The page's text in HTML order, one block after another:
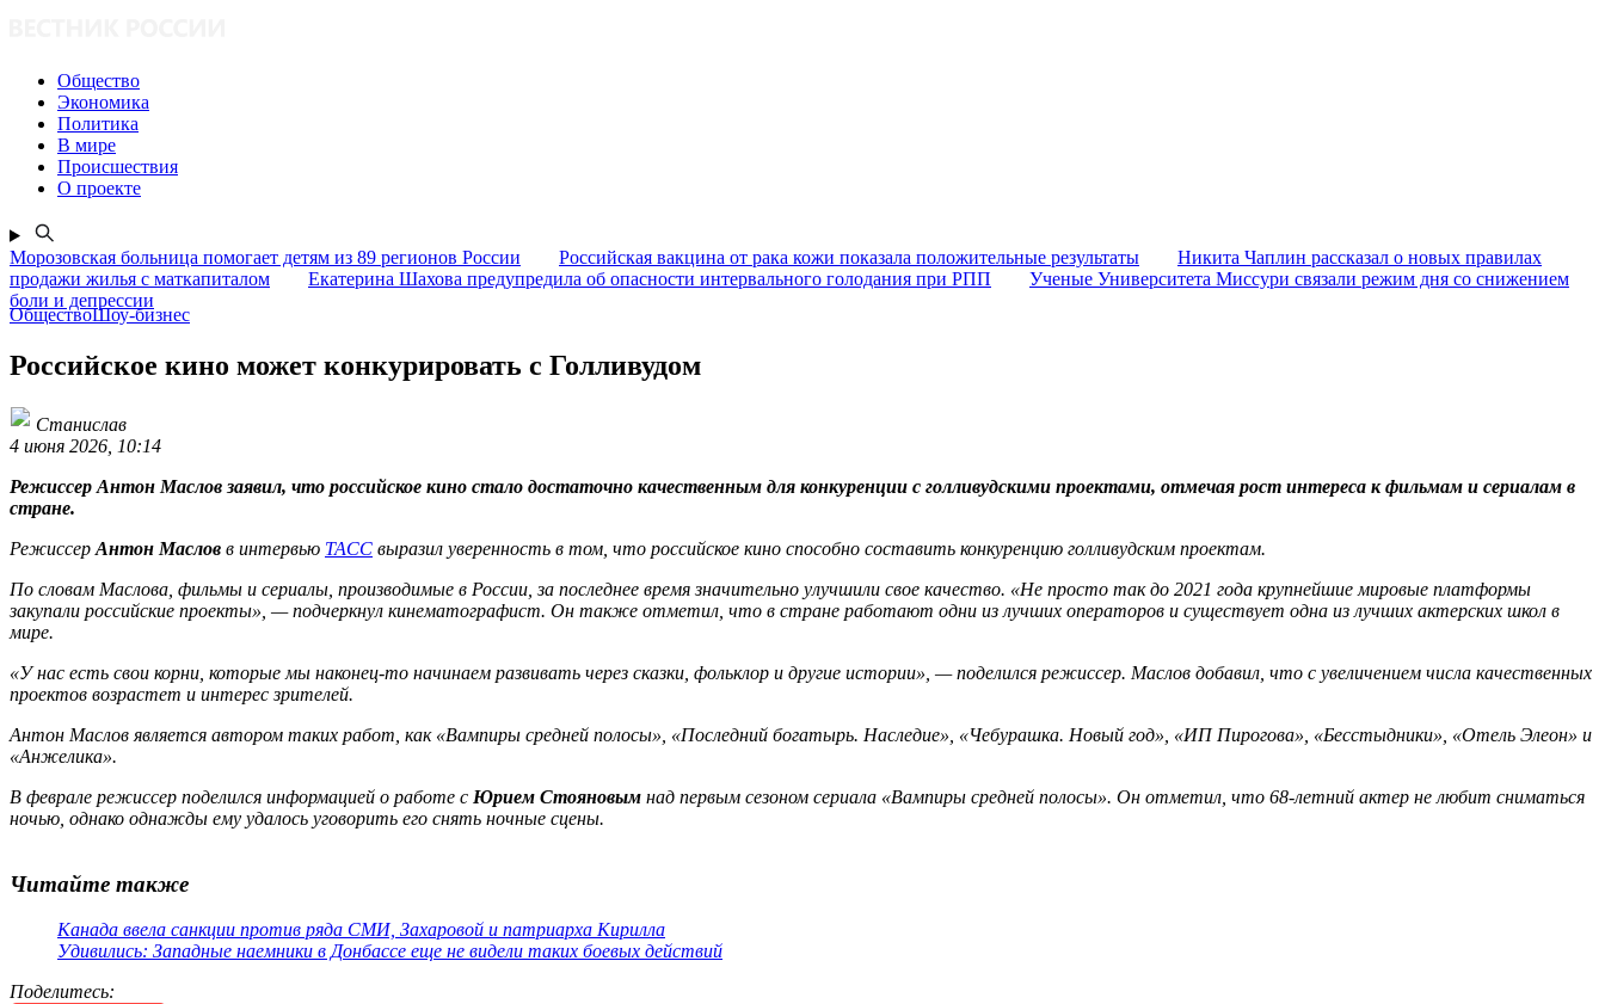
Общество
Экономика
Политика
В мире
Происшествия
О проекте
Морозовская больница помогает детям из 89 регионов России Российская вакцина от рака кожи показала положительные результаты
Никита Чаплин рассказал о новых правилах
продажи жилья с маткапиталом
Екатерина Шахова предупредила об опасности интервального голодания при РПП
Ученые Университета Миссури связали режим дня со снижением
боли и депрессии
ОбществоШоу-бизнес
Российское кино может конкурировать с Голливудом
Станислав
4 июня 2026, 10:14
Режиссер Антон Маслов заявил, что российское кино стало достаточно качественным для конкуренции с голливудскими проектами, отмечая рост интереса к фильмам и сериалам в
стране.
Режиссер Антон Маслов в интервью ТАСС выразил уверенность в том, что российское кино способно составить конкуренцию голливудским проектам.
По словам Маслова, фильмы и сериалы, производимые в России, за последнее время значительно улучшили свое качество. «Не просто так до 2021 года крупнейшие мировые платформы
закупали российские проекты», — подчеркнул кинематографист. Он также отметил, что в стране работают одни из лучших операторов и существует одна из лучших актерских школ в
мире.
«У нас есть свои корни, которые мы наконец-то начинаем развивать через сказки, фольклор и другие истории», — поделился режиссер. Маслов добавил, что с увеличением числа качественных
проектов возрастет и интерес зрителей.
Антон Маслов является автором таких работ, как «Вампиры средней полосы», «Последний богатырь. Наследие», «Чебурашка. Новый год», «ИП Пирогова», «Бесстыдники», «Отель Элеон» и
«Анжелика».
В феврале режиссер поделился информацией о работе с Юрием Стояновым над первым сезоном сериала «Вампиры средней полосы». Он отметил, что 68-летний актер не любит сниматься
ночью, однако однажды ему удалось уговорить его снять ночные сцены.
Читайте также
Канада ввела санкции против ряда СМИ, Захаровой и патриарха Кирилла
Удивились: Западные наемники в Донбассе еще не видели таких боевых действий
Поделитесь: